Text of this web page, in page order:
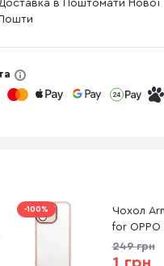
в Поштомати Нової
-100%
Чохол
for OPPO
/ Reno15
Shade
249 грн
1 грн